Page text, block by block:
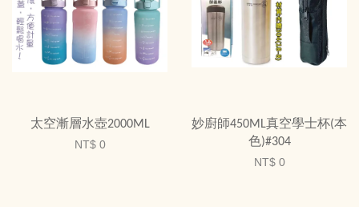
太空漸層水壺2000ML
NT$ 0
妙廚師450ML真空學士杯(本
色)#304
NT$ 0